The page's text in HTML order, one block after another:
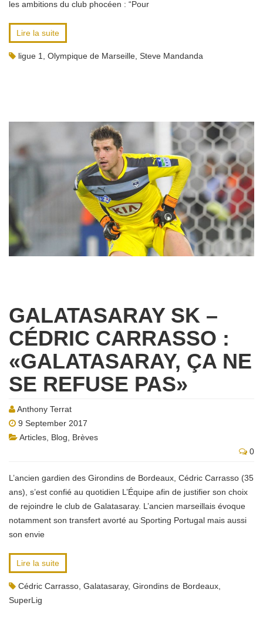
les ambitions du club phocéen : “Pour
Lire la suite
ligue 1 Olympique de Marseille Steve Mandanda
GALATASARAY SK –
CÉDRIC CARRASSO :
«GALATASARAY, ÇA NE
SE REFUSE PAS»
Anthony Terrat
9 September 2017
Articles Blog
Brèves
0
L’ancien gardien des Girondins de Bordeaux, Cédric Carrasso (35
ans), s’est confié au quotidien L’Équipe afin de justifier son choix
de rejoindre le club de Galatasaray. L’ancien marseillais évoque
notamment son transfert avorté au Sporting Portugal mais aussi
son envie
Lire la suite
Cédric Carrasso Galatasaray, Girondins de Bordeaux
SuperLig